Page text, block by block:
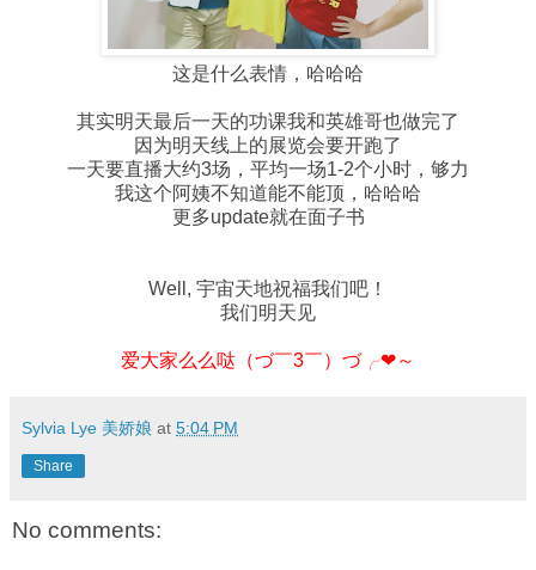
这是什么表情，哈哈哈
其实明天最后一天的功课我和英雄哥也做完了
因为明天线上的展览会要开跑了
一天要直播大约3场，平均一场1-2个小时，够力
我这个阿姨不知道能不能顶，哈哈哈
更多update就在面子书
Well, 宇宙天地祝福我们吧！
我们明天见
爱大家么么哒（づ￣3￣）づ╭❤～
Sylvia Lye 美娇娘 at 5:04 PM
Share
No comments: